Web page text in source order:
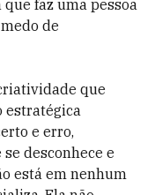
faz uma pessoa
de
que
estratégica
e erro,
desconhece e
está em nenhum